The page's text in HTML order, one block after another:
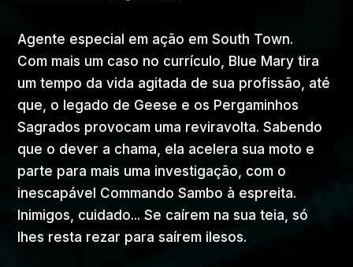
Agente especial em ação em South Town.
Com mais um caso no currículo, Blue Mary tira
um tempo da vida agitada de sua profissão, até
que, o legado de Geese e os Pergaminhos
Sagrados provocam uma reviravolta. Sabendo
que o dever a chama, ela acelera sua moto e
parte para mais uma investigação, com o
inescapável Commando Sambo à espreita.
Inimigos, cuidado... Se caírem na sua teia, só
lhes resta rezar para saírem ilesos.